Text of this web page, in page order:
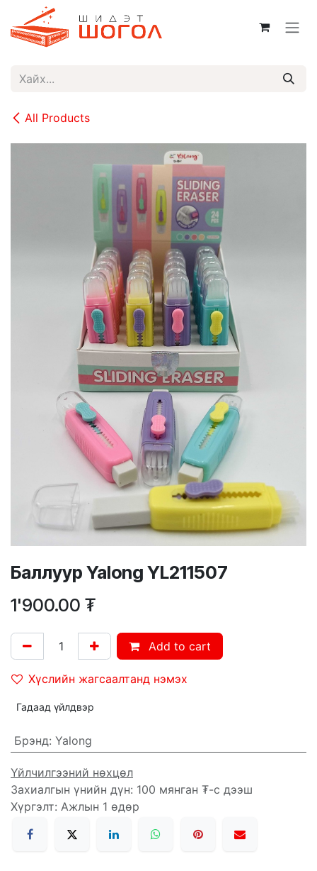
Skip to Content
All Products
Баллуур Yalong YL211507
1'900.00 ₮
Add to cart
Хүслийн жагсаалтанд нэмэх
Гадаад үйлдвэр
Брэнд: Yalong
Үйлчилгээний нөхцөл
Захиалгын үнийн дүн: 100 мянган ₮-с дээш
Хүргэлт: Ажлын 1 өдөр